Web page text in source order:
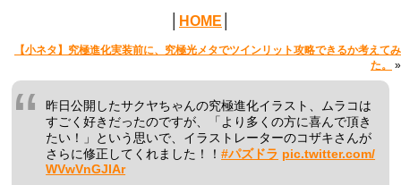
HOME
【小ネタ】究極進化実装前に、究極光メタでツインリット攻略できるか考えてみ
た。
»
昨日公開したサクヤちゃんの究極進化イラスト、ムラコは
すごく好きだったのですが、「より多くの方に喜んで頂き
たい！」という思いで、イラストレーターのコザキさんが
さらに修正してくれました！！#パズドラ pic.twitter.com/
WVwVnGJIAr